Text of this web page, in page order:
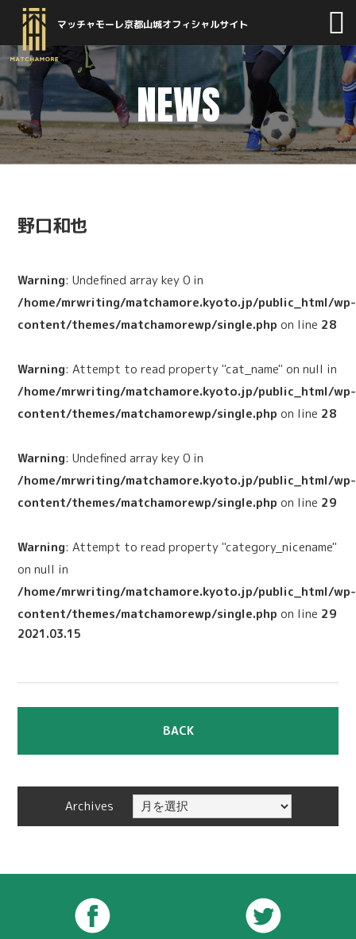
マッチャモーレ京都山城オフィシャルサイト
NEWS
野口和也
Warning: Undefined array key 0 in
/home/mrwriting/matchamore.kyoto.jp/public_html/wp-
content/themes/matchamorewp/single.php on line 28
Warning: Attempt to read property "cat_name" on null in
/home/mrwriting/matchamore.kyoto.jp/public_html/wp-
content/themes/matchamorewp/single.php on line 28
Warning: Undefined array key 0 in
/home/mrwriting/matchamore.kyoto.jp/public_html/wp-
content/themes/matchamorewp/single.php on line 29
Warning: Attempt to read property "category_nicename"
on null in
/home/mrwriting/matchamore.kyoto.jp/public_html/wp-
content/themes/matchamorewp/single.php on line 29
2021.03.15
BACK
Archives